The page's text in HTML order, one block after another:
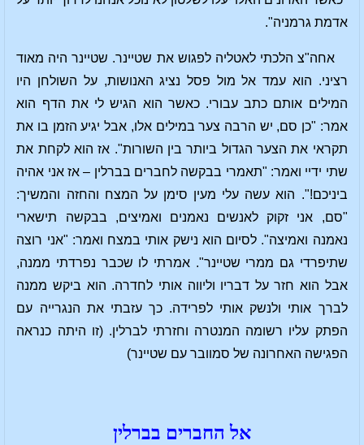
אדמת גרמניה".
אחה"צ הלכתי לאטליה לפגוש את שטיינר. שטיינר היה מאוד
רציני. הוא עמד אל מול פסל נציג האנושות, על השולחן היו
המילים אותם כתב עבורי. כאשר הוא הגיש לי את הדף הוא
אמר: "כן סם, יש הרבה צער במילים אלו, אבל יגיע הזמן בו את
תקראי את הצער הגדול ביותר בין השורות". אז הוא לקחת את
שתי ידיי ואמר: "תאמרי בבקשה לחברים בברלין – אז אני אהיה
ביניכם!". הוא עשה עלי מעין סימן על המצח והחזה והמשיך:
"סם, אני זקוק לאנשים נאמנים ואמיצים, בבקשה תישארי
נאמנה ואמיצה". לסיום הוא נישק אותי במצח ואמר: "אני רוצה
שתיפרדי גם ממרי שטיינר". אמרתי לו שכבר נפרדתי ממנה,
אבל הוא חזר על דבריו וליווה אותי לחדרה. הוא ביקש ממנה
לברך אותי ולנשק אותי לפרידה. כך עזבתי את הנגרייה עם
הפתק עליו רשומה המנטרה וחזרתי לברלין. (זו היתה כנראה
הפגישה האחרונה של סמוובר עם שטיינר)
אל החברים בברלין